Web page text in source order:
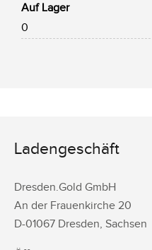
Auf Lager
0
Ladengeschäft
Dresden.Gold GmbH
An der Frauenkirche 20
D-01067 Dresden, Sachsen